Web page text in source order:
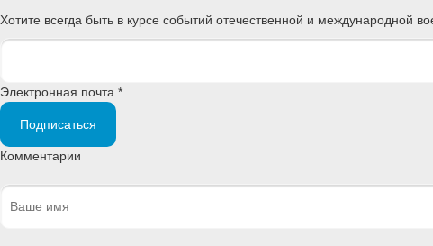
Хотите всегда быть в курсе событий отечественной и
Электронная почта *
Подписаться
Комментарии